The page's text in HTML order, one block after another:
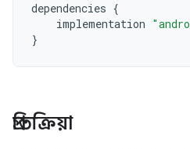
dependencies {
implementation
}
প্রতিক্রিয়া